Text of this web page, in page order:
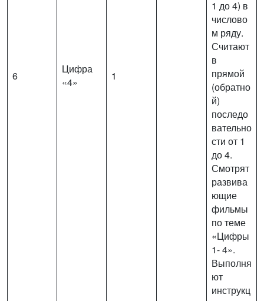
1 до 4) в
числово
м ряду.
Считают
в
прямой
(обратно
й)
последо
вательно
сти от 1
до 4.
Смотрят
развива
ющие
фильмы
по теме
«Цифры
1- 4».
Выполня
ют
инструкц
6
Цифра
«4»
1